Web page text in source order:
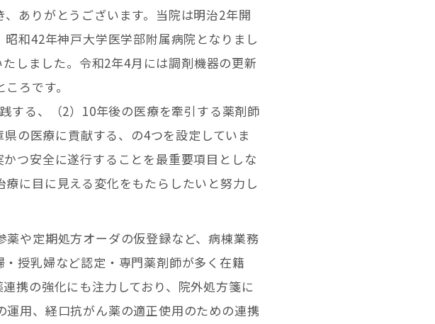
ありがとうございます。当院は明治2年開
和42年神戸大学医学部附属病院となりまし
しました。令和2年4月には調剤機器の更新
ろです。
する、（2）10年後の医療を牽引する薬剤師
の医療に貢献する、の4つを設定していま
つ安全に遂行することを最重要項目としな
に目に見える変化をもたらしたいと努力し
や定期処方オーダの仮登録など、病棟業務
授乳婦など認定・専門薬剤師が多く在籍
携の強化にも注力しており、院外処方箋に
用、経口抗がん薬の適正使用のための連携